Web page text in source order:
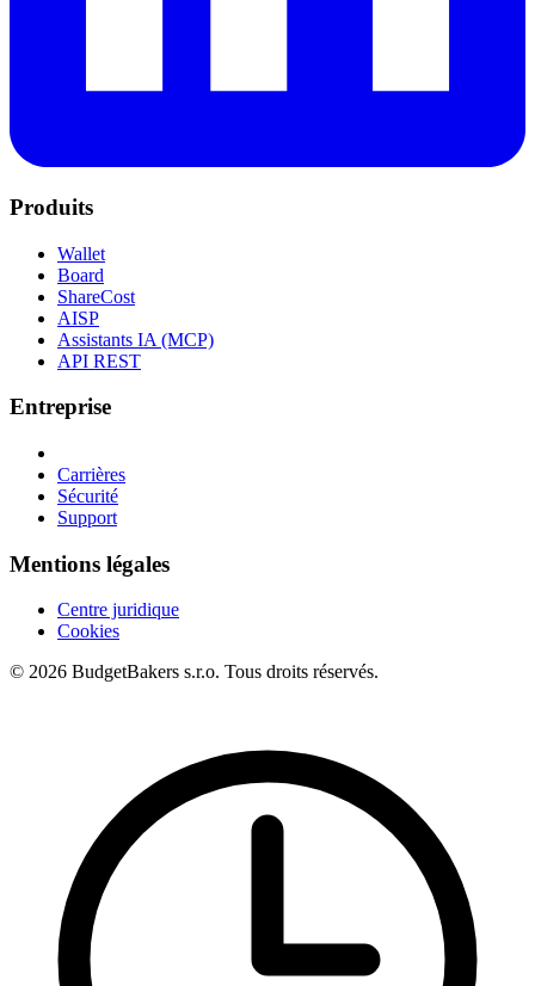
Produits
Wallet
Board
ShareCost
AISP
Assistants IA (MCP)
API REST
Entreprise
Carrières
Sécurité
Support
Mentions légales
Centre juridique
Cookies
© 2026 BudgetBakers s.r.o. Tous droits réservés.